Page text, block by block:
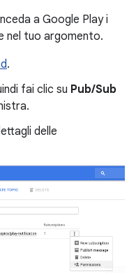
a Google Play i
nel tuo argomento.
.
fai clic su Pub/Sub
delle